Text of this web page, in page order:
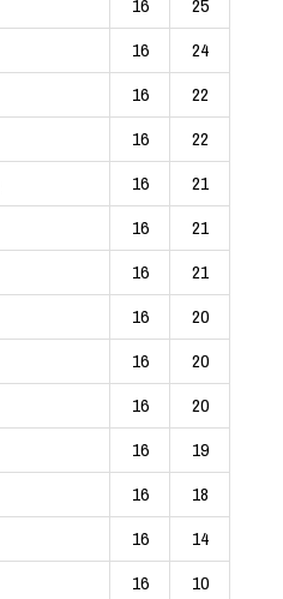
16
25
16
24
16
22
16
22
16
21
16
21
16
21
16
20
16
20
16
20
16
19
16
18
16
14
16 10